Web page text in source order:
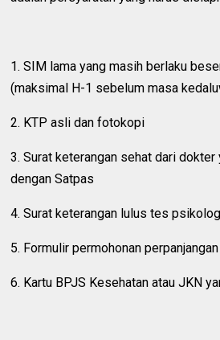
1. SIM lama yang masih berlaku
(maksimal H-1 sebelum masa
2. KTP asli dan fotokopi
3. Surat keterangan sehat dari dokter
dengan Satpas
4. Surat keterangan lulus tes
5. Formulir permohonan
6. Kartu BPJS Kesehatan atau JKN